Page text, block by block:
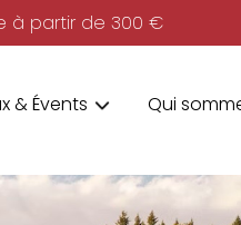
à partir de 300 €
& Évents Qui